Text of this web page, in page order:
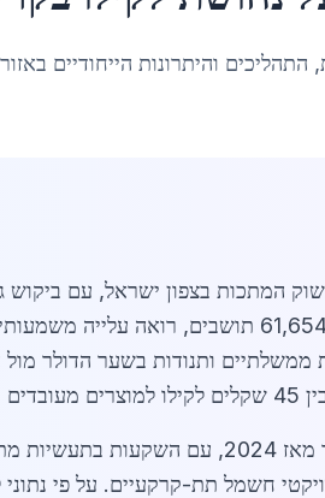
והיתרונות הייחודיים
מרכזי משוק המתכות בצפון ישראל, עם
זו. קריית אתא, עיר תעשייתית מרכזית באזור הצפון עם
ממשלתיים ותנודות בשער הדולר
שוק הנחושת בקריית אתא התפתח במהירות בשנים
כ-40% מהצריכה מיועדת לפרויקטי חשמל תת-